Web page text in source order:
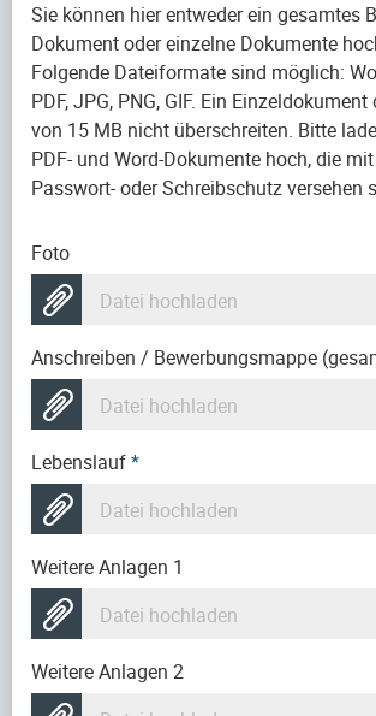
Sie können hier entweder ein gesamtes
Dokument oder einzelne Dokumente
Folgende Dateiformate sind möglich:
PDF, JPG, PNG, GIF. Ein
von 15 MB nicht überschreiten. Bitte
PDF- und Word-Dokumente hoch, die
Passwort- oder Schreibschutz versehen
Foto
Datei hochladen
Anschreiben / Bewerbungsmappe
Datei hochladen
Lebenslauf*
Datei hochladen
Weitere Anlagen 1
Datei hochladen
Weitere Anlagen 2